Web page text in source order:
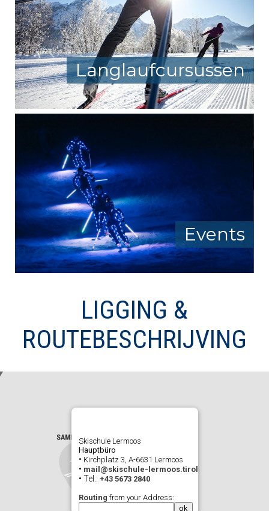
Langlaufcursussen
Events
LIGGING &
ROUTEBESCHRIJVING
Skischule Lermoos
Hauptbüro
• Kirchplatz 3, A-6631 Lermoos
• mail@skischule-lermoos.tirol
• Tel.: +43 5673 2840
Routing from your Address: